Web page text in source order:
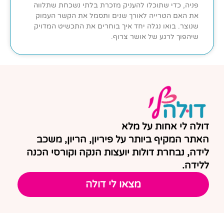
פניה, כדי שתוכלו להעניק מזכרת בלתי נשכחת שתלווה
את האם הטרייה לאורך שנים ותסמל את הקשר העמוק
שנוצר. בואו נגלה יחד איך בוחרים את התכשיט המדויק
שיהפוך לרגע של אושר צרוף.
דולה לי אחות על מלא
האתר המקיף ביותר על פיריון, הריון, משכב
לידה, נבחרת דולות יועצות הנקה וקורסי הכנה
ללידה.
מצאו לי דולה